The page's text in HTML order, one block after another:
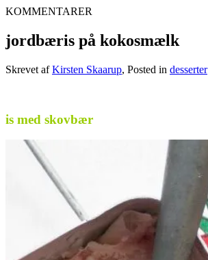
KOMMENTARER
jordbæris på kokosmælk
Skrevet afKirsten Skaarup, Posted in desserter
is med skovbær